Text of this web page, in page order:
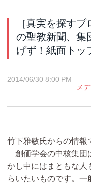
［真実を探す
の聖教新聞、集
げず！紙面トッ
2014/06/30 8:00 PM
メ
竹下雅敏氏からの情報
創価学会の中核集団
かし中にはまともな人
らいたいものです。